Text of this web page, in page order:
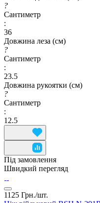
?
Сантиметр
:
36
Довжина леза (см)
?
Сантиметр
:
23.5
Довжина рукоятки (см)
?
Сантиметр
:
12.5
Під замовлення
Швидкий перегляд
1125 Грн./шт.